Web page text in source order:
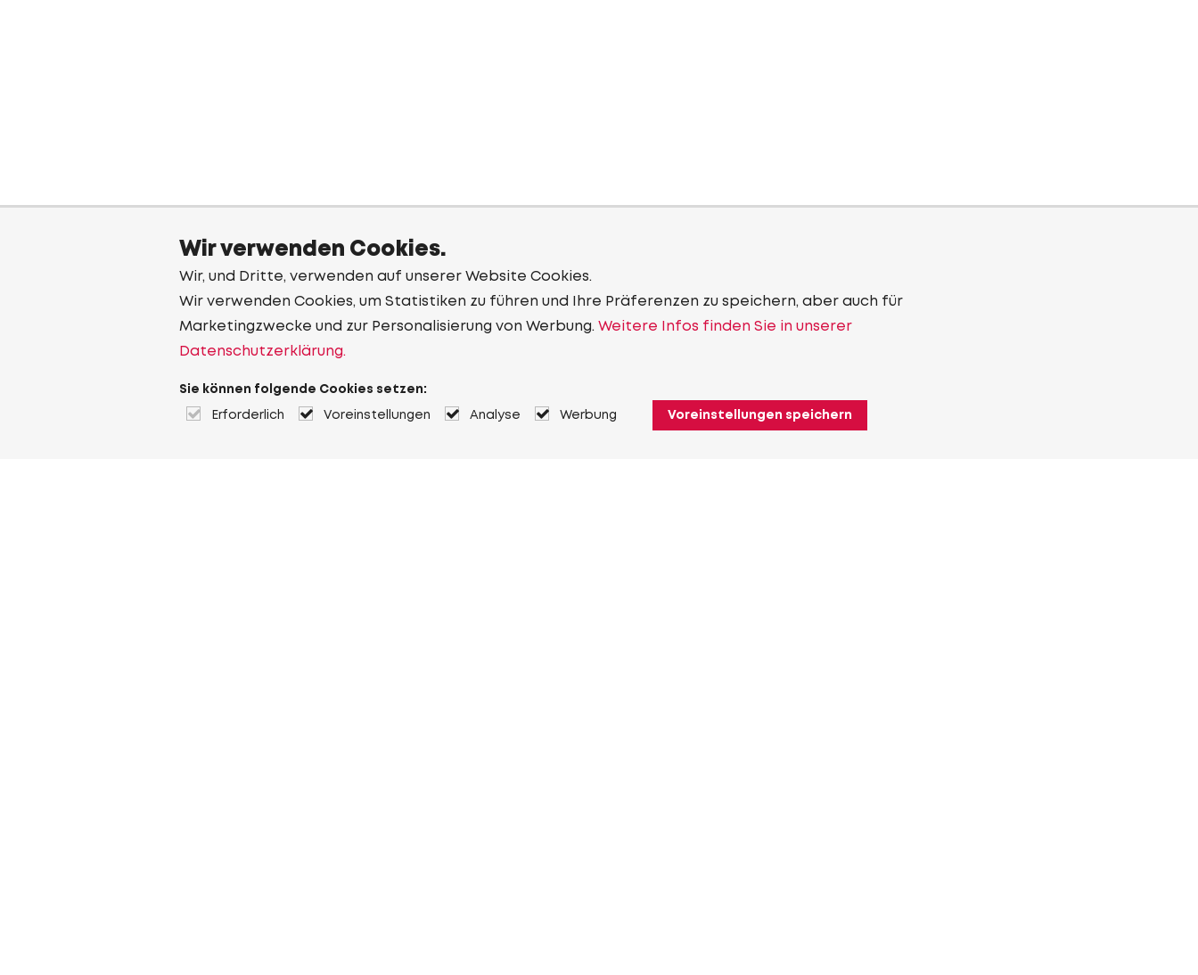
Wir verwenden Cookies.
Wir, und Dritte, verwenden auf unserer Website Cookies.
Wir verwenden Cookies, um Statistiken zu führen und Ihre Präferenzen zu speichern, aber auch für
Marketingzwecke und zur Personalisierung von Werbung. Weitere Infos finden Sie in unserer
Datenschutzerklärung.
Sie können folgende Cookies setzen:
Erforderlich Voreinstellungen Analyse Werbung Voreinstellungen speichern